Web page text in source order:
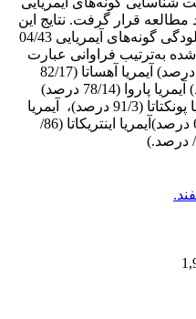
مطالعه قرار گرفت. نتایج این
بررسی نشان داد که میزان شیوع آلودگی گونه‌های آیمریایی 04/43
به‌ترتیب فراوانی عبارت
بودند از: آیمریا اوینوئیدالیس (21/24 درصد) آیمریا آهساتا (82/17
درصد) آیمریا فوره ای (82/17 درصد) آیمریا پاروا (78/14 درصد)
آیمریا کراندالیس (69/8 درصد) آیمریا پونکتاتا (91/3 درصد)، ‌ آیمریا
اوینا (04/3 درصد) آیمریا پالیدا، (68/2 درصد)آیمریا اینتریکاتا (86/